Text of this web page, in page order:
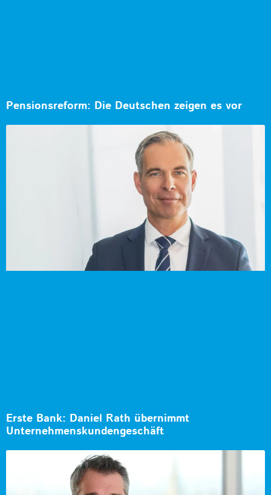
Pensionsreform: Die Deutschen zeigen es vor
Erste Bank: Daniel Rath übernimmt
Unternehmenskundengeschäft